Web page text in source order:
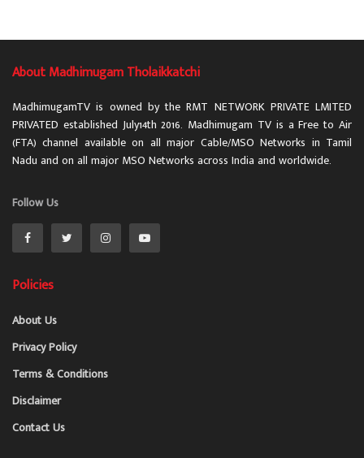
About Madhimugam Tholaikkatchi
MadhimugamTV is owned by the RMT NETWORK PRIVATE LMITED
PRIVATED established July14th 2016. Madhimugam TV is a Free to Air
(FTA) channel available on all major Cable/MSO Networks in Tamil
Nadu and on all major MSO Networks across India and worldwide.
Follow Us
Policies
About Us
Privacy Policy
Terms & Conditions
Disclaimer
Contact Us